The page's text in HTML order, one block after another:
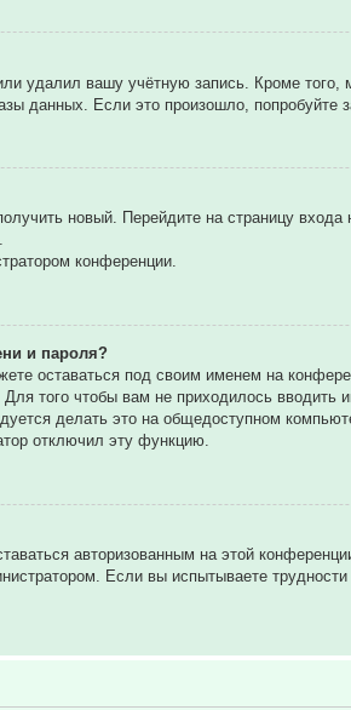
удалил вашу учётную запись. Кроме
Если это произошло, попробуйте
новый. Перейдите на страницу
конференции.
и пароля?
оставаться под своим именем на
Для того чтобы вам не приходилось
делать это на общедоступном
отключил эту функцию.
авторизованным на этой
Если вы испытываете